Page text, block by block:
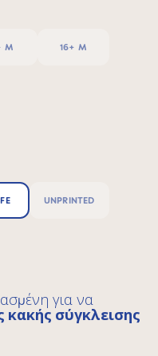
M 16+ M
UNPRINTED
για να
κακής σύγκλεισης